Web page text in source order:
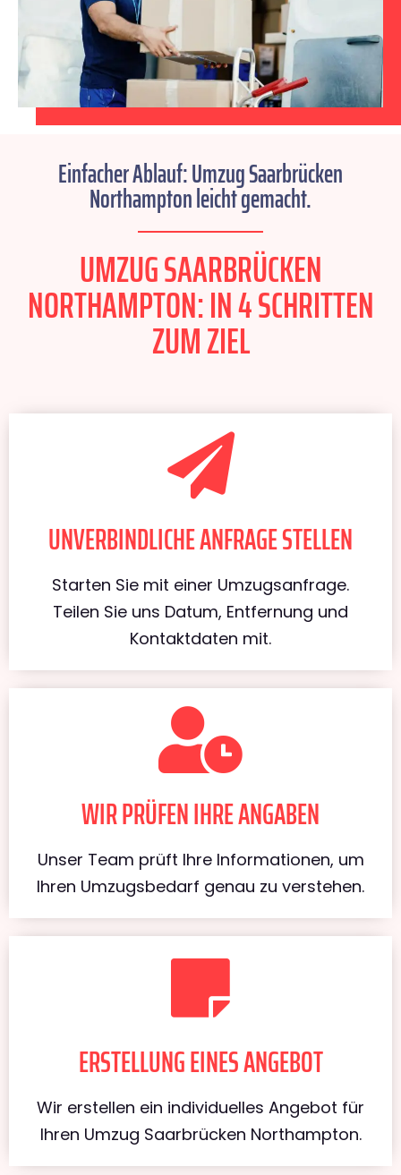
Einfacher Ablauf: Umzug Saarbrücken
Northampton leicht gemacht.
UMZUG SAARBRÜCKEN
NORTHAMPTON: IN 4 SCHRITTEN
ZUM ZIEL
UNVERBINDLICHE ANFRAGE STELLEN
Starten Sie mit einer Umzugsanfrage.
Teilen Sie uns Datum, Entfernung und
Kontaktdaten mit.
WIR PRÜFEN IHRE ANGABEN
Unser Team prüft Ihre Informationen, um
Ihren Umzugsbedarf genau zu verstehen.
ERSTELLUNG EINES ANGEBOT
Wir erstellen ein individuelles Angebot für
Ihren Umzug Saarbrücken Northampton.